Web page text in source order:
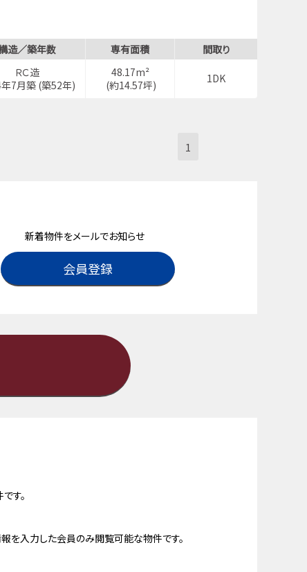
造／築年数 専有面積 間取り
ＲＣ造
7月築 (築52年)
48.17m²
(約14.57坪)
1DK
1
新着物件をメールでお知らせ
会員登録
す。
を入力した会員のみ閲覧可能な物件です。